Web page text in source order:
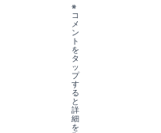
※
コ
メ
ン
ト
を
タ
ッ
プ
す
る
と
詳
細
を